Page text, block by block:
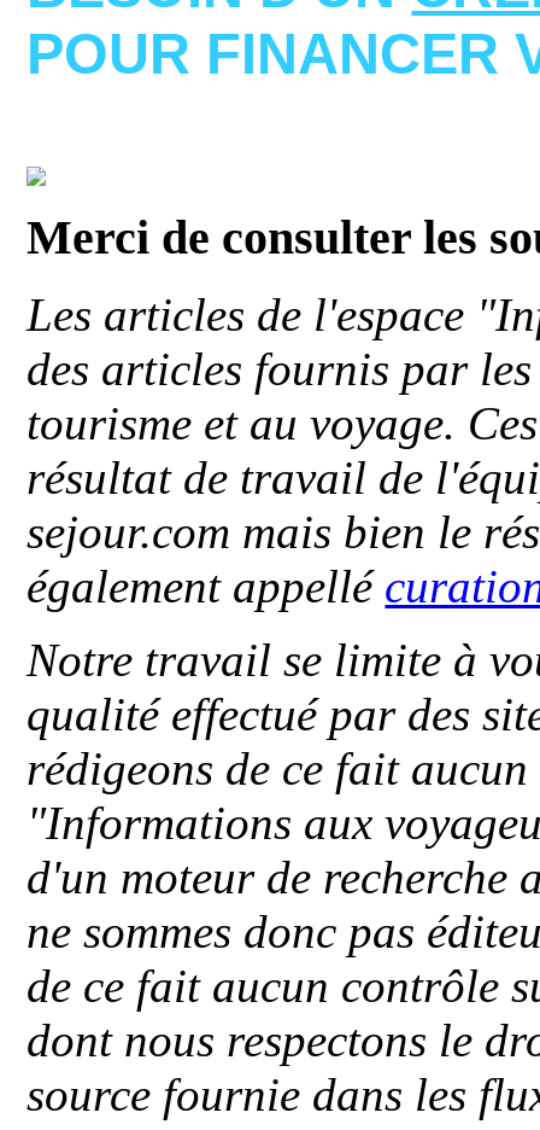
POUR FINANCER
Merci de consulter les
Les articles de l'espace
des articles fournis par
tourisme et au voyage.
résultat de travail de
sejour.com mais bien le
également appellé
Notre travail se limite à
qualité effectué par des
rédigeons de ce fait
"Informations aux
d'un moteur de recherche
ne sommes donc pas
de ce fait aucun contrôle
dont nous respectons le
source fournie dans les